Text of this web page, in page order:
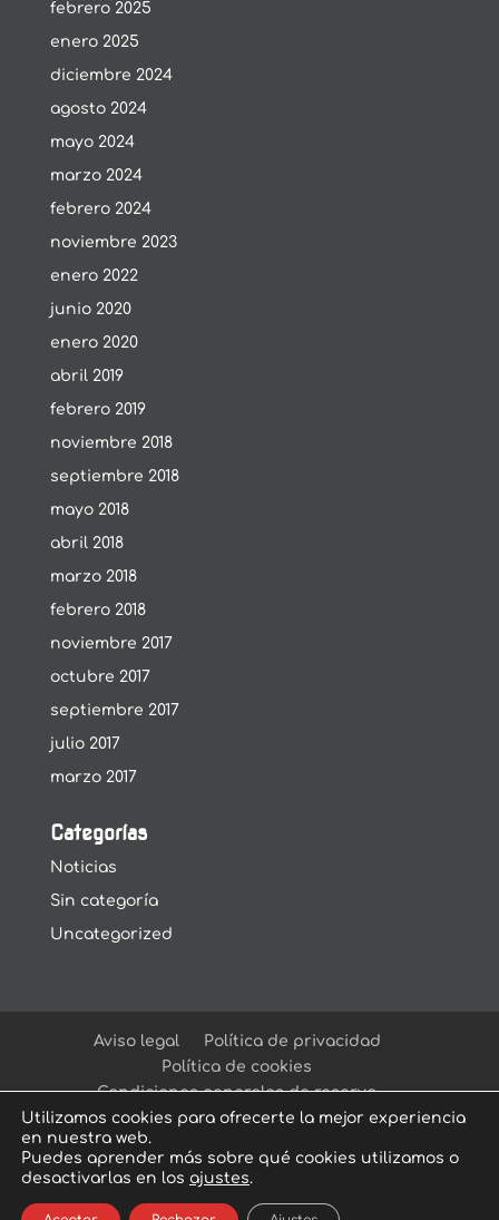
febrero 2025
enero 2025
diciembre 2024
agosto 2024
mayo 2024
marzo 2024
febrero 2024
noviembre 2023
enero 2022
junio 2020
enero 2020
abril 2019
febrero 2019
noviembre 2018
septiembre 2018
mayo 2018
abril 2018
marzo 2018
febrero 2018
noviembre 2017
octubre 2017
septiembre 2017
julio 2017
marzo 2017
Categorías
Noticias
Sin categoría
Uncategorized
Aviso legal
Política de privacidad
Política de cookies
Condiciones generales de reserva
© Arcadia Escape Room| Escape Room en
Utilizamos cookies para ofrecerte la mejor experiencia
en nuestra web.
Puedes aprender más sobre qué cookies utilizamos o
desactivarlas en los ajustes.